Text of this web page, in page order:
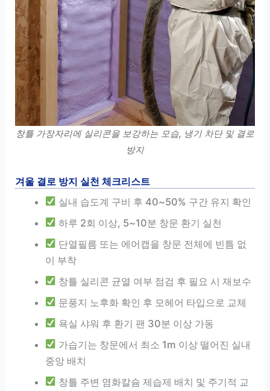
창틀 가장자리에 실리콘을 보강하는 모습, 냉기 차단 및 결로
방지
겨울 결로 방지 실천 체크리스트
실내 습도계 구비 후 40~50% 구간 유지 확인
하루 2회 이상, 5~10분 창문 환기 실천
단열필름 또는 에어캡을 창문 전체에 빈틈 없
이 부착
창틀 실리콘 균열 여부 점검 후 필요 시 재보수
문풍지 노후화 확인 후 모헤어 타입으로 교체
욕실 샤워 후 환기 팬 30분 이상 가동
가습기는 창문에서 최소 1m 이상 떨어진 실내
중앙 배치
창틀 주변 염화칼슘 제습제 배치 및 주기적 교